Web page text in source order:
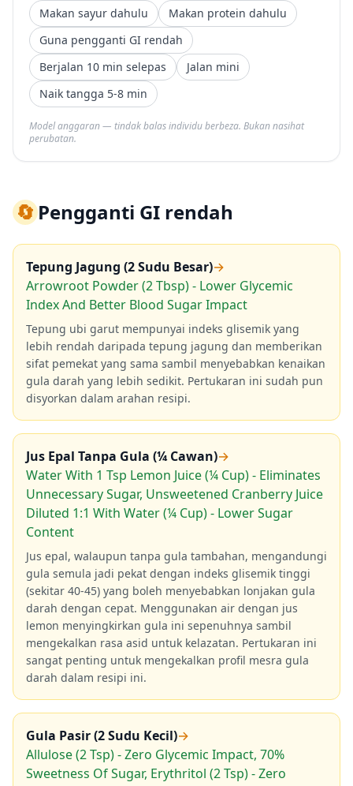
Makan sayur dahulu
Makan protein dahulu
Guna pengganti GI rendah
Berjalan 10 min selepas
Jalan mini
Naik tangga 5-8 min
Model anggaran — tindak balas individu berbeza. Bukan nasihat
perubatan.
🔄Pengganti GI rendah
Tepung Jagung (2 Sudu Besar)→
Arrowroot Powder (2 Tbsp) - Lower Glycemic
Index And Better Blood Sugar Impact
Tepung ubi garut mempunyai indeks glisemik yang
lebih rendah daripada tepung jagung dan memberikan
sifat pemekat yang sama sambil menyebabkan kenaikan
gula darah yang lebih sedikit. Pertukaran ini sudah pun
disyorkan dalam arahan resipi.
Jus Epal Tanpa Gula (¼ Cawan)→
Water With 1 Tsp Lemon Juice (¼ Cup) - Eliminates
Unnecessary Sugar, Unsweetened Cranberry Juice
Diluted 1:1 With Water (¼ Cup) - Lower Sugar
Content
Jus epal, walaupun tanpa gula tambahan, mengandungi
gula semula jadi pekat dengan indeks glisemik tinggi
(sekitar 40-45) yang boleh menyebabkan lonjakan gula
darah dengan cepat. Menggunakan air dengan jus
lemon menyingkirkan gula ini sepenuhnya sambil
mengekalkan rasa asid untuk kelazatan. Pertukaran ini
sangat penting untuk mengekalkan profil mesra gula
darah dalam resipi ini.
Gula Pasir (2 Sudu Kecil)→
Allulose (2 Tsp) - Zero Glycemic Impact, 70%
Sweetness Of Sugar, Erythritol (2 Tsp) - Zero